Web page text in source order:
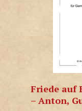
Friede auf
– Anton,